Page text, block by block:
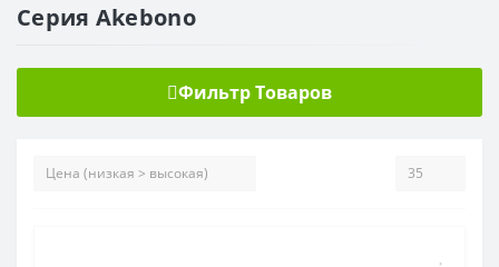
Серия Akebono
Фильтр Товаров